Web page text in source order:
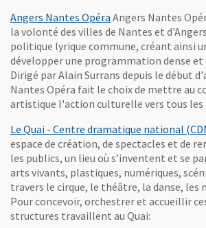
Angers Nantes Opéra , Ouvre une
Angers Nantes
la volonté des villes de Nantes et
politique lyrique commune, créant ainsi
développer une programmation dense et
Dirigé par Alain Surrans depuis le début
Nantes Opéra fait le choix de mettre au
artistique l'action culturelle vers tous les
Le Quai - Centre dramatique national
espace de création, de spectacles et de
les publics, un lieu où s’inventent et se
arts vivants, plastiques, numériques,
travers le cirque, le théâtre, la danse, les
Pour concevoir, orchestrer et accueillir
structures travaillent au Quai: